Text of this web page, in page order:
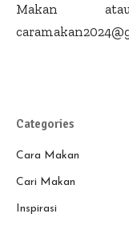
Categories
Cara Makan
Cari Makan
Inspirasi